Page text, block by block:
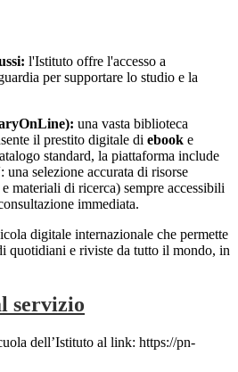
l'Istituto offre l'accesso a
per supportare lo studio e la
una vasta biblioteca
il prestito digitale di ebook e
standard, la piattaforma include
: una selezione accurata di risorse
materiali di ricerca) sempre accessibili
immediata.
digitale internazionale che permette
quotidiani e riviste da tutto il mondo, in
servizio
dell’Istituto al link: https://pn-